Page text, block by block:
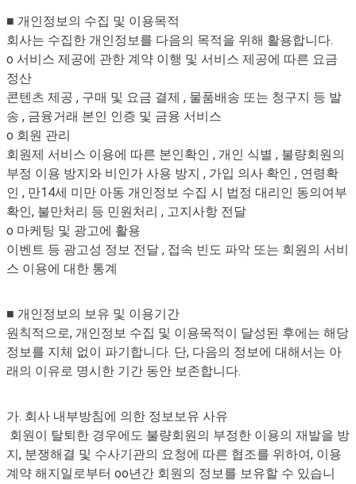
■ 개인정보의 수집 및 이용목적
회사는 수집한 개인정보를 다음의 목적을 위해 활용합니다.
o 서비스 제공에 관한 계약 이행 및 서비스 제공에 따른 요금
정산
콘텐츠 제공 , 구매 및 요금 결제 , 물품배송 또는 청구지 등 발
송 , 금융거래 본인 인증 및 금융 서비스
o 회원 관리
회원제 서비스 이용에 따른 본인확인 , 개인 식별 , 불량회원의
부정 이용 방지와 비인가 사용 방지 , 가입 의사 확인 , 연령확
인 , 만14세 미만 아동 개인정보 수집 시 법정 대리인 동의여부
확인, 불만처리 등 민원처리 , 고지사항 전달
o 마케팅 및 광고에 활용
이벤트 등 광고성 정보 전달 , 접속 빈도 파악 또는 회원의 서비
스 이용에 대한 통계
■ 개인정보의 보유 및 이용기간
원칙적으로, 개인정보 수집 및 이용목적이 달성된 후에는 해당
정보를 지체 없이 파기합니다. 단, 다음의 정보에 대해서는 아
래의 이유로 명시한 기간 동안 보존합니다.
가. 회사 내부방침에 의한 정보보유 사유
회원이 탈퇴한 경우에도 불량회원의 부정한 이용의 재발을 방
지, 분쟁해결 및 수사기관의 요청에 따른 협조를 위하여, 이용
계약 해지일로부터 oo년간 회원의 정보를 보유할 수 있습니